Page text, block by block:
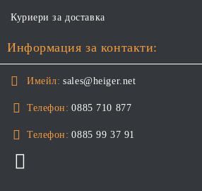
Куриери за доставка
Информация за контакти:
Имейл: sales@heiger.net
Телефон: 0885 710 877
Телефон: 0885 99 37 91